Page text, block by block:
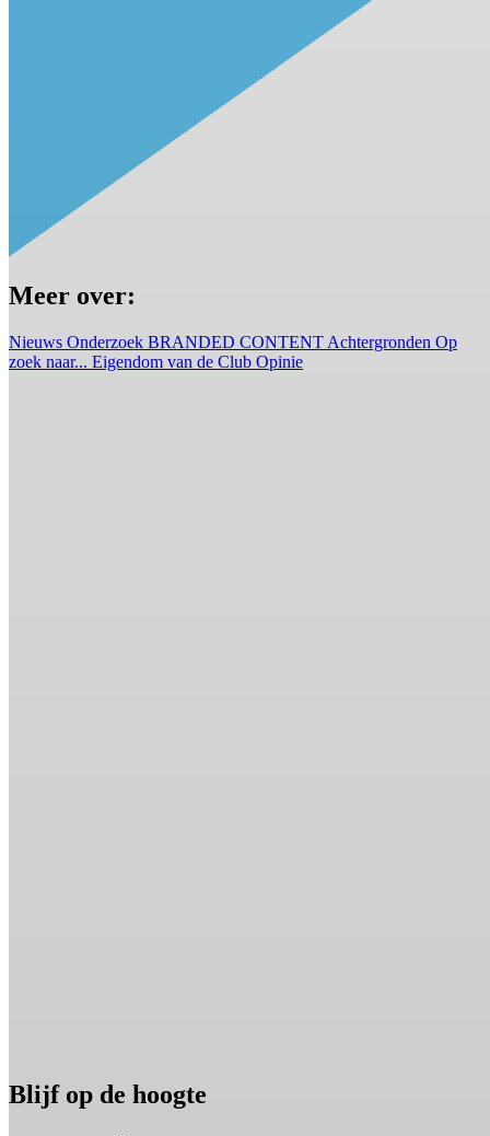
Meer over:
Nieuws Onderzoek BRANDED CONTENT Achtergronden Op
zoek naar... Eigendom van de Club Opinie
Blijf op de hoogte